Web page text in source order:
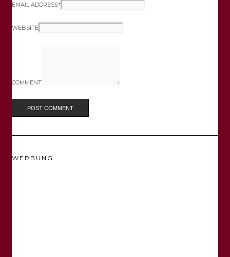
EMAIL ADDRESS*
WEBSITE
COMMENT
WERBUNG